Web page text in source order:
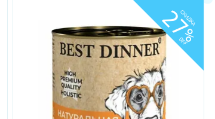
обеспечивая питомцу
СКИДКА
27
%
OFF